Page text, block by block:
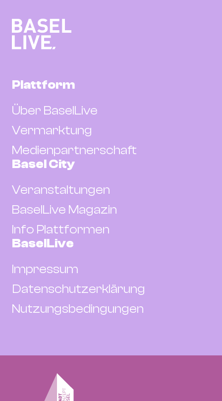
Plattform
Über BaselLive
Vermarktung
Medienpartnerschaft
Basel City
Veranstaltungen
BaselLive Magazin
Info Plattformen
BaselLive
Impressum
Datenschutzerklärung
Nutzungsbedingungen